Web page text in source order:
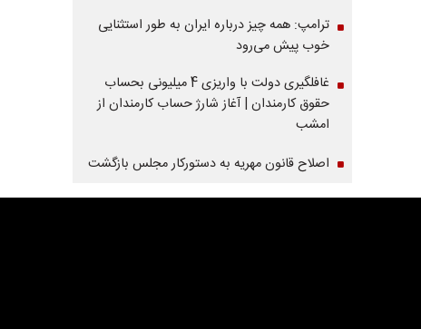
ترامپ: همه چیز درباره ایران به طور استثنایی
خوب پیش می‌رود
غافلگیری دولت با واریزی 4 میلیونی بحساب
حقوق کارمندان | آغاز شارژ حساب کارمندان از
امشب
اصلاح قانون مهریه به دستورکار مجلس بازگشت